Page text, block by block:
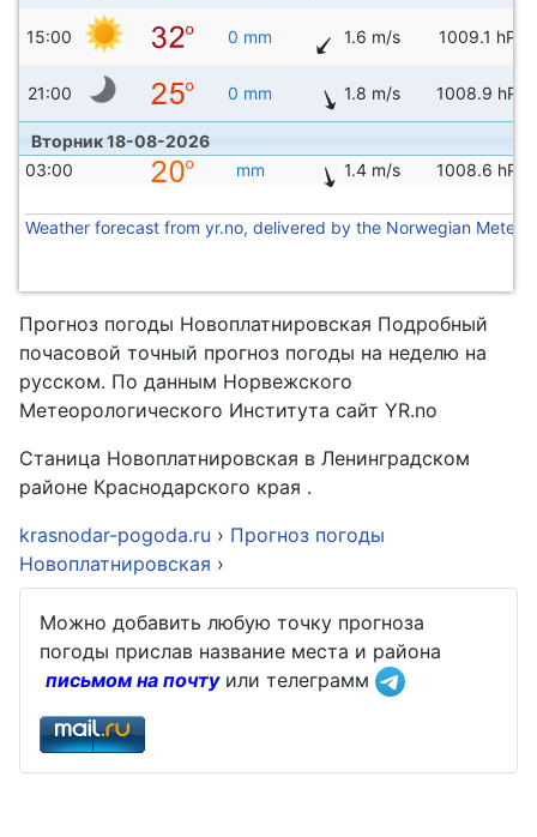
15:00 0 mm 1.6 m/s 1009.1 hPa
21:00 0 mm 1.8 m/s 1008.9 hPa
Вторник 18-08-2026
03:00
mm 1.4 m/s 1008.6 hPa
Weather forecast from yr.no, delivered by the Norwegian
Прогноз погоды Новоплатнировская Подробный
почасовой точный прогноз погоды на неделю на
русском. По данным Норвежского
Метеорологического Института сайт YR.no
Станица Новоплатнировская в Ленинградском
районе Краснодарского края .
krasnodar-pogoda.ru › Прогноз погоды
Новоплатнировская ›
Можно добавить любую точку прогноза
погоды прислав название места и района
письмом на почтуили телеграмм